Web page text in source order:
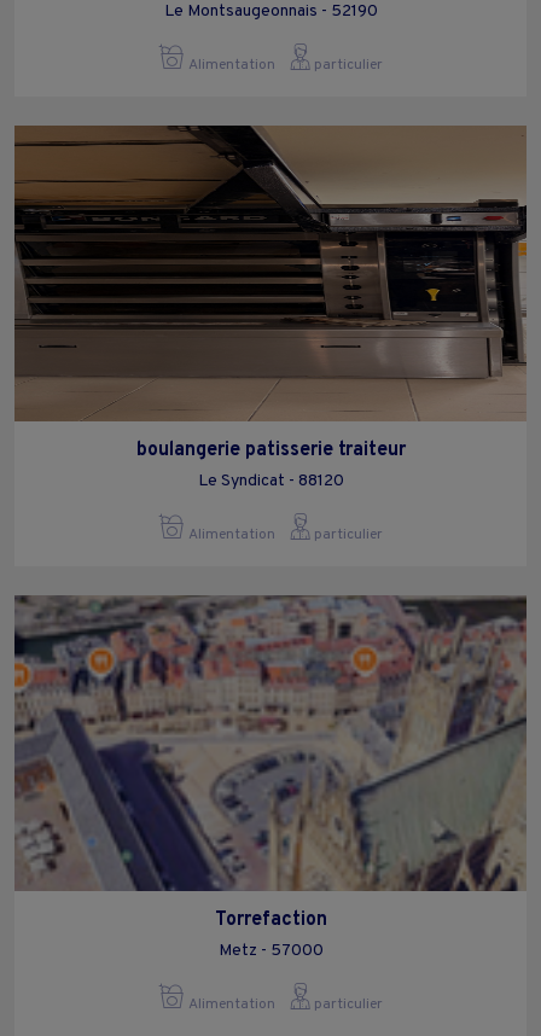
Le Montsaugeonnais - 52190
Alimentation particulier
boulangerie patisserie traiteur
Le Syndicat - 88120
Alimentation particulier
Torrefaction
Metz - 57000
Alimentation particulier